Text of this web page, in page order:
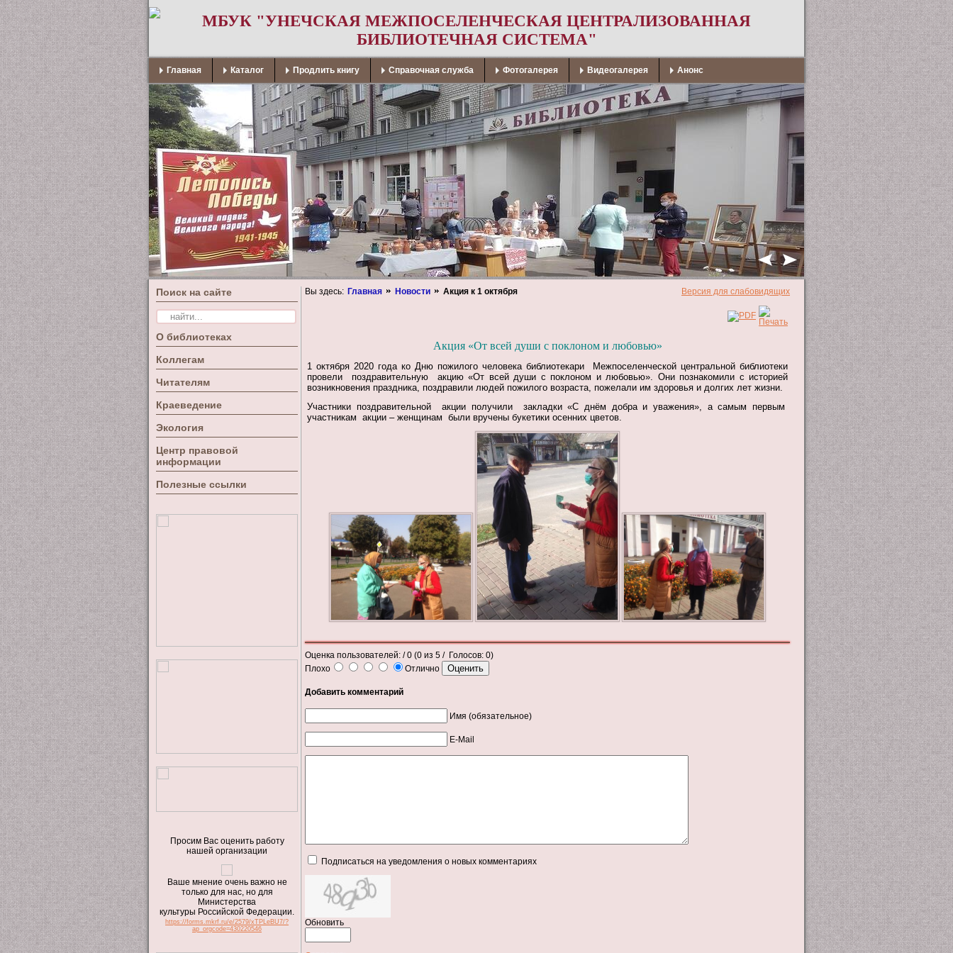
МБУК "УНЕЧСКАЯ МЕЖПОСЕЛЕНЧЕСКАЯ ЦЕНТРАЛИЗОВАННАЯ
БИБЛИОТЕЧНАЯ СИСТЕМА"
Главная Каталог Продлить книгу Справочная служба Фотогалерея Видеогалерея Анонс
Поиск на сайте
О библиотеках
Коллегам
Читателям
Краеведение
Экология
Центр правовой
информации
Полезные ссылки
Просим Вас оценить работу
нашей организации
Ваше мнение очень важно не
только для нас, но для
Министерства
культуры Российской Федерации.
https://forms.mkrf.ru/e/2579/xTPLeBU7/?
ap_orgcode=430220546
Вы здесь: Главная Новости Акция к 1 октября Версия для слабовидящих
Акция «От всей души с поклоном и любовью»
1 октября 2020 года ко Дню пожилого человека библиотекари Межпоселенческой центральной библиотеки
провели поздравительную акцию «От всей души с поклоном и любовью». Они познакомили с историей
возникновения праздника, поздравили людей пожилого возраста, пожелали им здоровья и долгих лет жизни.
Участники поздравительной акции получили закладки «С днём добра и уважения», а самым первым
участникам акции – женщинам были вручены букетики осенних цветов.
Оценка пользователей: / 0 (0 из 5 / Голосов: 0)
Плохо
Отлично
Добавить комментарий
Имя (обязательное)
E-Mail
Подписаться на уведомления о новых комментариях
Обновить